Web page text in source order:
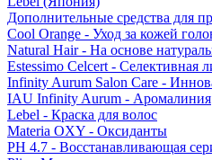
Дополнительные средства для
Cool Orange - Уход за кожей
Natural Hair - На основе
Estessimo Celcert - Селективная
Infinity Aurum Salon Care -
IAU Infinity Aurum - Аромалиния
Lebel - Краска для волос
Materia OXY - Оксиданты
PH 4.7 - Восстанавливающая